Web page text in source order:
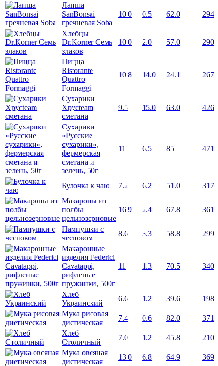
Лапша
SanBonsai
гречневая Soba
10.0 0.5 62.0 294
Хлебцы
Dr.Korner Семь
злаков
10.0 2.0 57.0 290
Пицца
Ristorante
Quattro
Formaggi
10.8 14.0 24.1 267
Сухарики
Хрусteam
сметана
9.5 15.0 63.0 426
Сухарики
«Русские
сухарики»,
фермерская
сметана и
зелень, 50г
11 6.5 85 471
Булочка к чаю 7.2 6.2 51.0
317
Макароны из
полбы
цельнозерновые
16.9 2.4 67.8 361
Пампушки с
чесноком
8.6 3.3 58.8
299
Макаронные
изделия Federici
Cavatappi,
рифленые
пружинки, 500г
11 1.3 70.5 340
Хлеб
Украинский
6.6 1.2 39.6
198
Мука рисовая
диетическая
7.4 0.6 82.0
371
Хлеб
Столичный
7.0 1.2 45.8
210
Мука овсяная
диетическая
13.0 6.8 64.9 369